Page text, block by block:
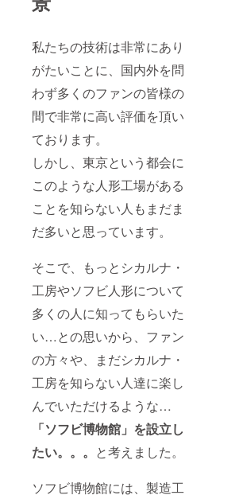
私たちの技術は非常にあり
がたいことに、国内外を問
わず多くのファンの皆様の
間で非常に高い評価を頂い
ております。
しかし、東京という都会に
このような人形工場がある
ことを知らない人もまだま
だ多いと思っています。
そこで、もっとシカルナ・
工房やソフビ人形について
多くの人に知ってもらいた
い…との思いから、ファン
の方々や、まだシカルナ・
工房を知らない人達に楽し
んでいただけるような…
「ソフビ博物館」を設立し
たい。。。 と考えました。
ソフビ博物館には、製造工